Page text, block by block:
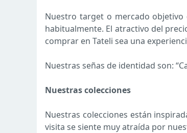
Nuestro target o mercado objetivo
habitualmente. El atractivo del
comprar en Tateli sea una
Nuestras señas de identidad son:
Nuestras colecciones
Nuestras colecciones están
visita se siente muy atraída por